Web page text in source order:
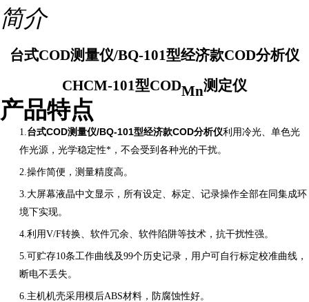
简介
台式COD测量仪/BQ-101型经济款COD分析仪
CHCM-101型CODMn测定仪
产品特点
1. 台式COD测量仪/BQ-101型经济款COD分析仪利用冷光、单色光
作光源，光学稳定性*，不会受到各种光的干扰。
2.操作简便，测量精度高。
3.大屏幕液晶中文显示，所有设定、标定、记录操作全部在同集成环
境下实现。
4.利用V/F转换、软件冗余、软件陷阱等技术，抗干扰性强。
5.可贮存10条工作曲线及99个历史记录，用户可自行标定校准曲线，
断电不丢失。
6.主机机壳采用模后ABS材料，防腐蚀性好。